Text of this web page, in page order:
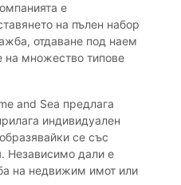
е
на пълен набор
отдаване под наем
на множество типове
and Sea предлага
индивидуален
се със
Независимо дали е
на недвижим имот или